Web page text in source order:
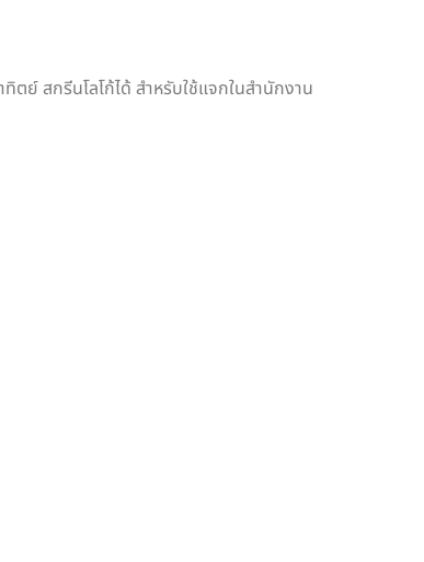
ตย์ สกรีนโลโก้ได้ สำหรับใช้แจกในสำนักงาน